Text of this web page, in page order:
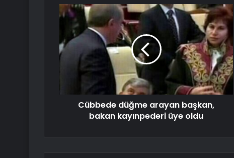
Cübbede düğme arayan başkan,
bakan kayınpederi üye oldu